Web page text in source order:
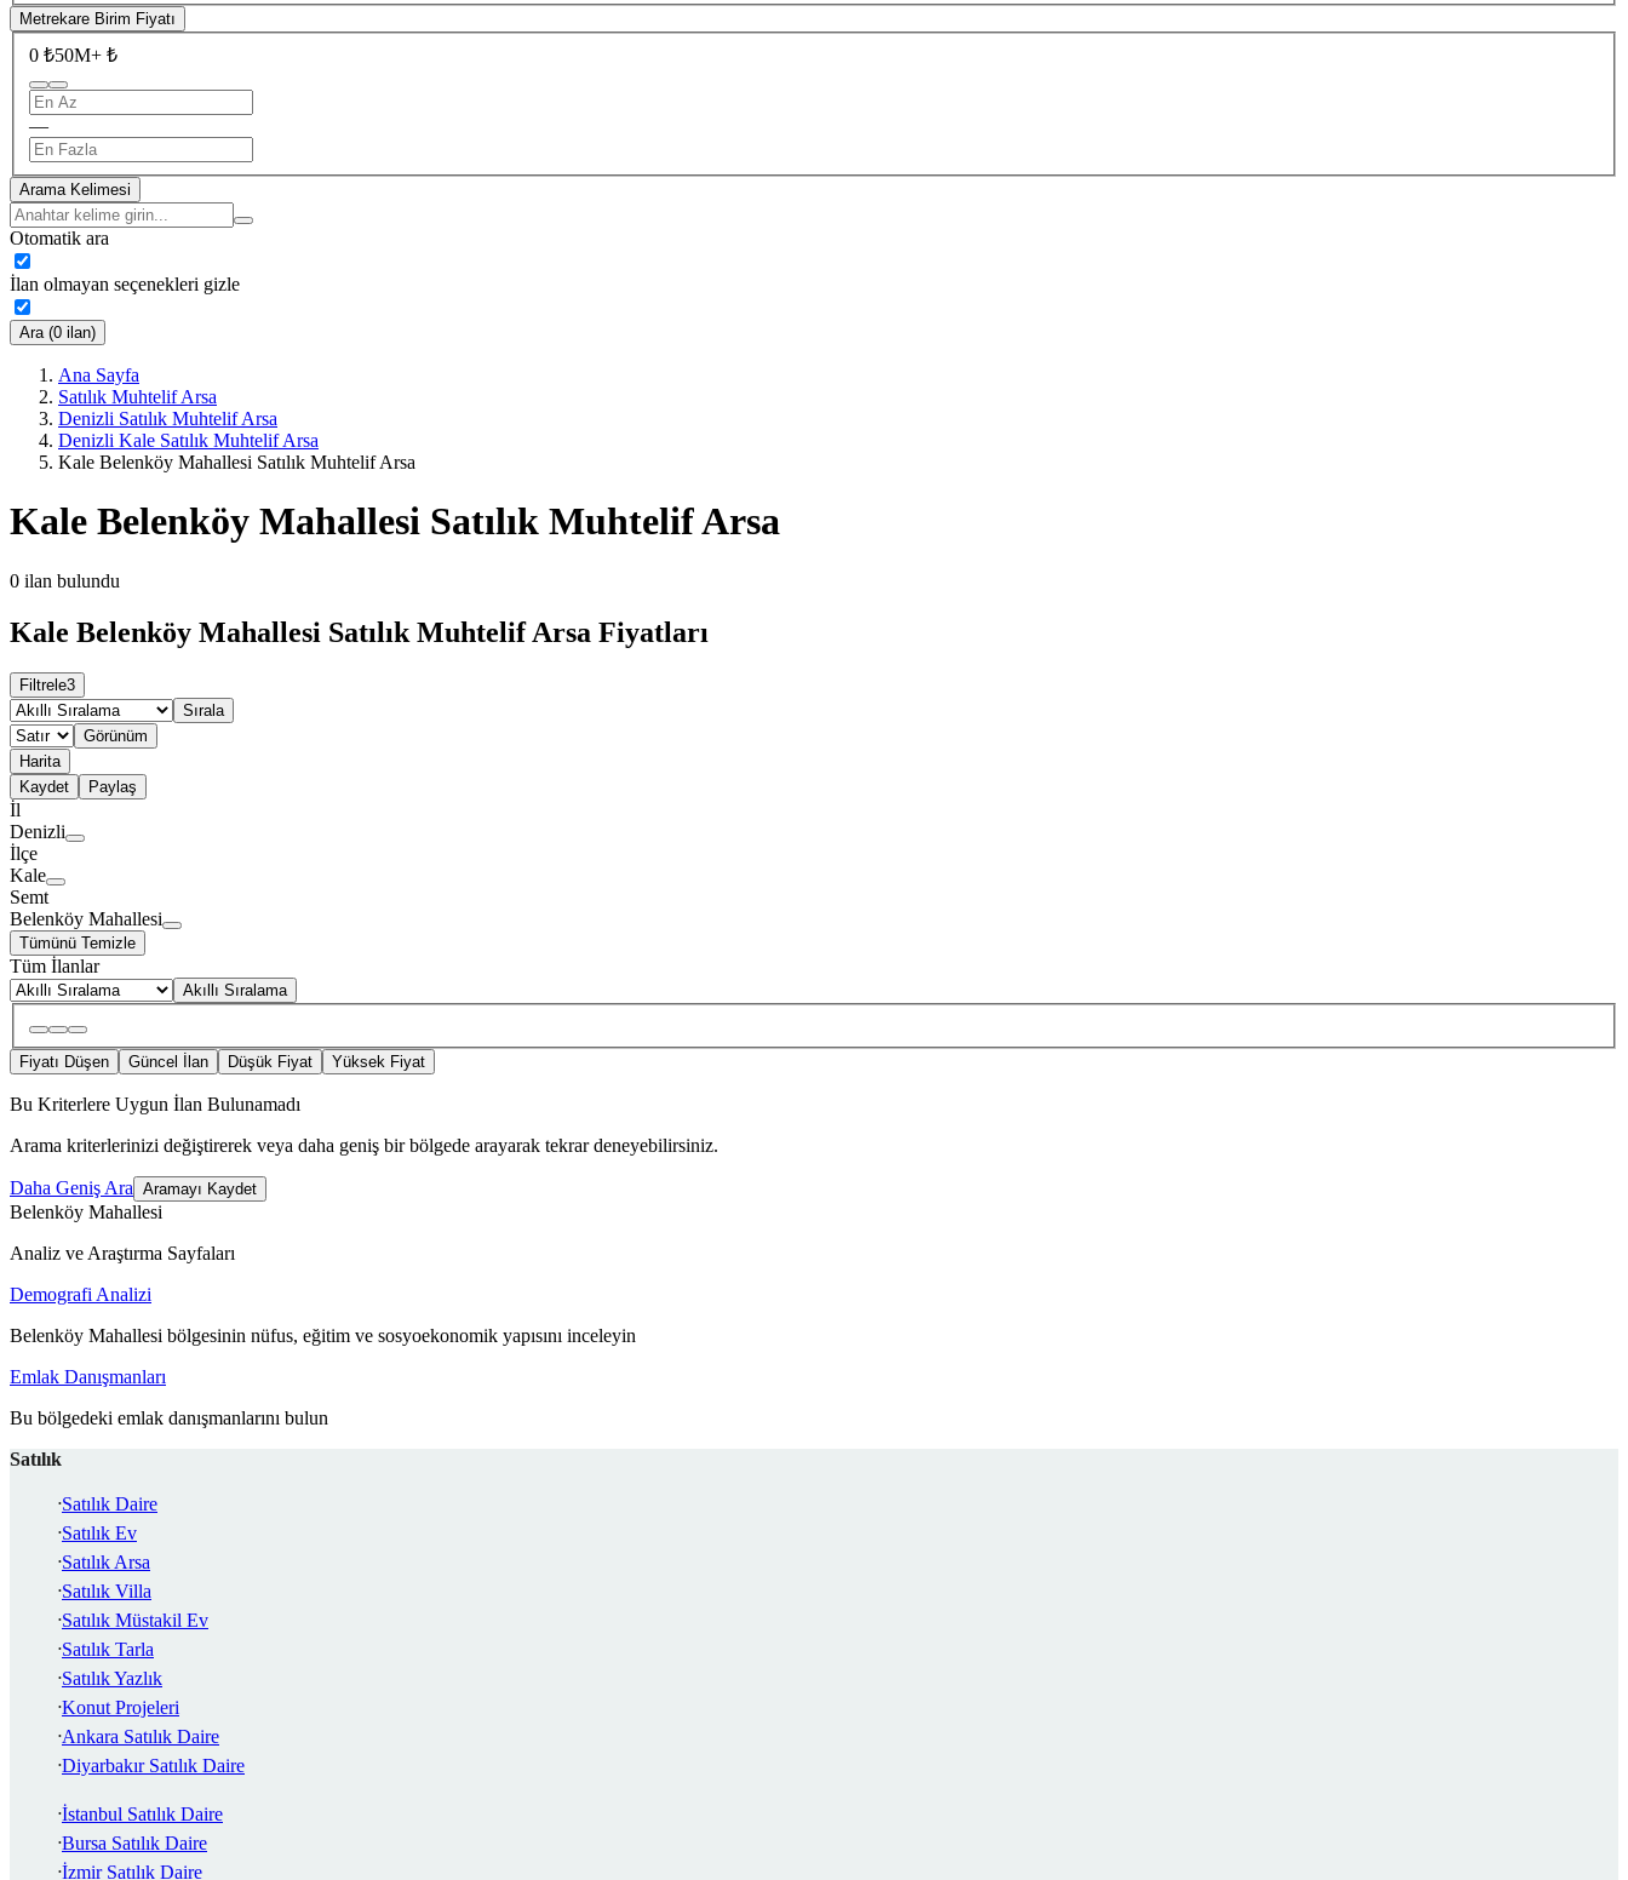
Metrekare Birim Fiyatı
0 ₺50M+ ₺
—
Arama Kelimesi
Otomatik ara
İlan olmayan seçenekleri gizle
Ara (0 ilan)
Ana Sayfa
Satılık Muhtelif Arsa
Denizli Satılık Muhtelif Arsa
Denizli Kale Satılık Muhtelif Arsa
Kale Belenköy Mahallesi Satılık Muhtelif Arsa
Kale Belenköy Mahallesi Satılık Muhtelif Arsa
0 ilan bulundu
Kale Belenköy Mahallesi Satılık Muhtelif Arsa Fiyatları
Filtrele3
Sırala
Görünüm
Harita
Kaydet
Paylaş
İl
Denizli
İlçe
Kale
Semt
Belenköy Mahallesi
Tümünü Temizle
Tüm İlanlar
Akıllı Sıralama
Fiyatı Düşen Güncel İlan Düşük Fiyat Yüksek Fiyat
Bu Kriterlere Uygun İlan Bulunamadı
Arama kriterlerinizi değiştirerek veya daha geniş bir bölgede arayarak tekrar deneyebilirsiniz.
Daha Geniş Ara Aramayı Kaydet
Belenköy Mahallesi
Analiz ve Araştırma Sayfaları
Demografi Analizi
Belenköy Mahallesi bölgesinin nüfus, eğitim ve sosyoekonomik yapısını inceleyin
Emlak Danışmanları
Bu bölgedeki emlak danışmanlarını bulun
Satılık
Satılık Daire
Satılık Ev
Satılık Arsa
Satılık Villa
Satılık Müstakil Ev
Satılık Tarla
Satılık Yazlık
Konut Projeleri
Ankara Satılık Daire
Diyarbakır Satılık Daire
İstanbul Satılık Daire
Bursa Satılık Daire
İzmir Satılık Daire